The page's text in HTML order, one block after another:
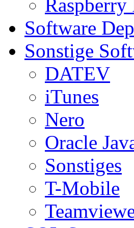
Raspberry
Software
Sonstige
DATEV
iTunes
Nero
Oracle
Sonstiges
T-Mobile